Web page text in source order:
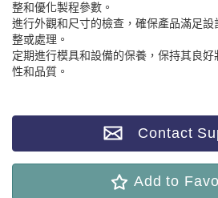
整和優化製程參數。
進行外觀和尺寸的檢查，確保產品滿足
整或處理。
定期進行模具和設備的保養，保持其良
性和品質。
Contact
Add to